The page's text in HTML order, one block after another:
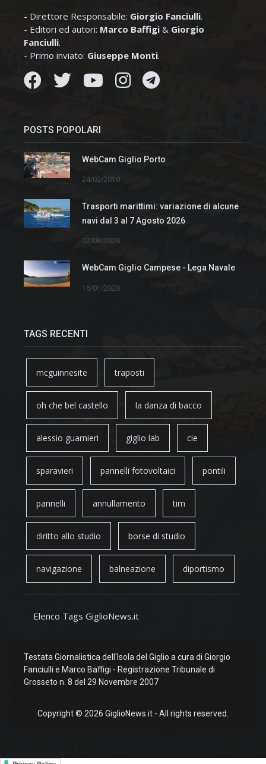
- Direttore Responsabile: Giorgio Fanciulli.
- Editori ed autori: Marco Baffigi & Giorgio
Fanciulli.
- Primo inviato: Giuseppe Monti.
POSTS POPOLARI
WebCam Giglio Porto
24/02/2010
Trasporti marittimi: variazione di alcune
navi dal 3 al 7 Agosto 2026
02/08/2026
WebCam Giglio Campese - Lega Navale
16/01/2020
TAGS RECENTI
mcguinnesite traposti
oh che bel castello la danza di bacco
alessio guarnieri giglio lab cie
sparavieri pannelli fotovoltaici pontili
pannelli annullamento tim
diritto allo studio borse di studio
navigazione balneazione diportismo
Elenco Tags GiglioNews.it
Testata Giornalistica dell'Isola del Giglio a cura di Giorgio
Fanciulli e Marco Baffigi - Registrazione Tribunale di
Grosseto n. 8 del 29 Novembre 2007
Copyright © 2026 GiglioNews.it - All rights reserved.